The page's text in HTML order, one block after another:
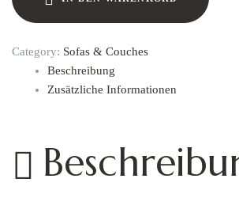
Category: Sofas & Couches
Beschreibung
Zusätzliche Informationen